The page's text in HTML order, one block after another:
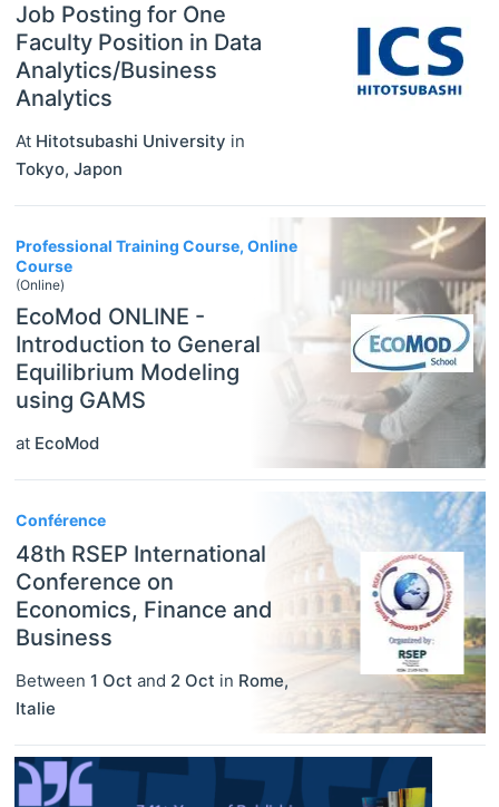
Job Posting for One
Faculty Position in Data
Analytics/Business
Analytics
At Hitotsubashi University in
Tokyo, Japon
Professional Training Course, Online
Course
(Online)
EcoMod ONLINE -
Introduction to General
Equilibrium Modeling
using GAMS
at EcoMod
Conférence
48th RSEP International
Conference on
Economics, Finance and
Business
Between 1 Oct and 2 Oct in Rome,
Italie